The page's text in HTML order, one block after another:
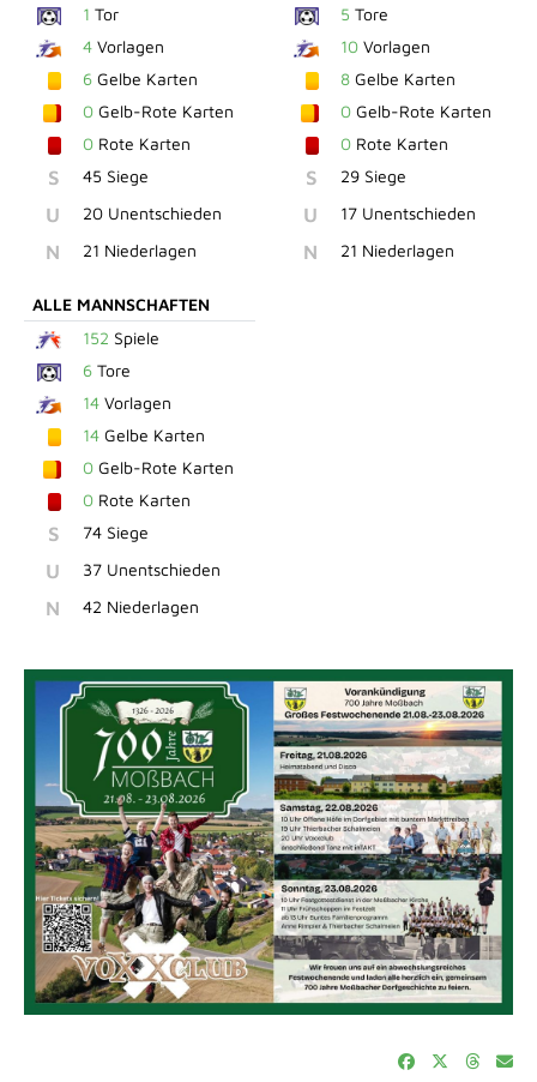
1 Tor
4 Vorlagen
6 Gelbe Karten
0 Gelb-Rote Karten
0 Rote Karten
S 45 Siege
U 20 Unentschieden
N 21 Niederlagen
5 Tore
10Vorlagen
8Gelbe Karten
0Gelb-Rote Karten
0Rote Karten
S 29 Siege
U 17 Unentschieden
N 21 Niederlagen
ALLE MANNSCHAFTEN
152 Spiele
6 Tore
14 Vorlagen
14 Gelbe Karten
0 Gelb-Rote Karten
0 Rote Karten
S 74 Siege
U 37 Unentschieden
N 42 Niederlagen